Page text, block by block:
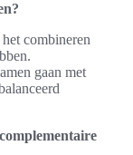
combineren
gaan met